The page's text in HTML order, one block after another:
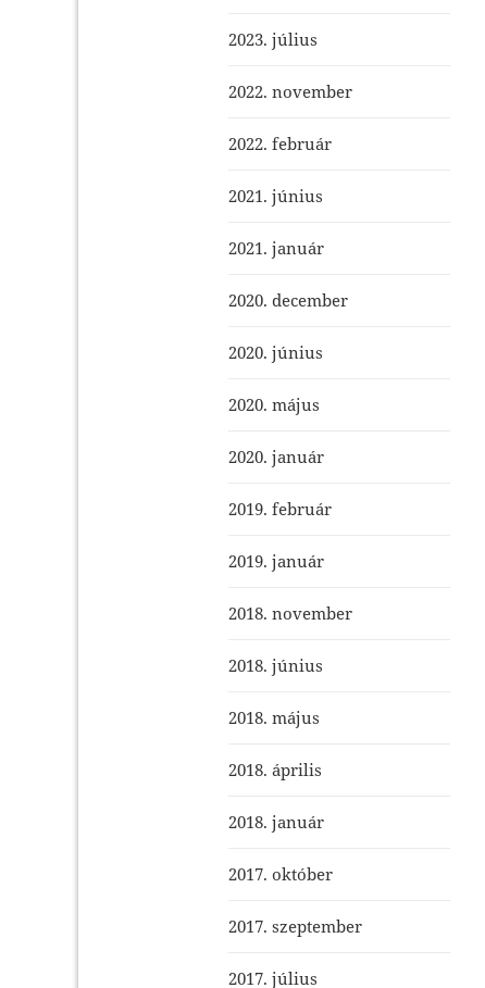
2023. július
2022. november
2022. február
2021. június
2021. január
2020. december
2020. június
2020. május
2020. január
2019. február
2019. január
2018. november
2018. június
2018. május
2018. április
2018. január
2017. október
2017. szeptember
2017. július